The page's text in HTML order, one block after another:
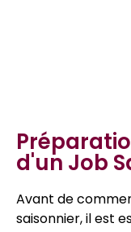
d'un Job
Avant de
saisonnier, il est